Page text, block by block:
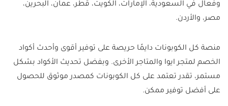
وفعال في السعودية، الإمارات، الكويت، قطر، عمان، البحرين،
مصر، والأردن.
منصة كل الكوبونات دايمًا حريصة على توفير أقوى وأحدث أكواد
الخصم لمتجر ايوا والمتاجر الأخرى. وبفضل تحديث الأكواد بشكل
مستمر، تقدر تعتمد على كل الكوبونات كمصدر موثوق للحصول
على أفضل توفير ممكن.